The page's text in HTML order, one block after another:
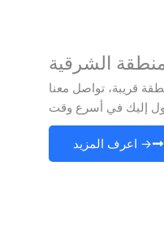
الشرقية
قريبة، تواصل معنا
اعرف المزيد →